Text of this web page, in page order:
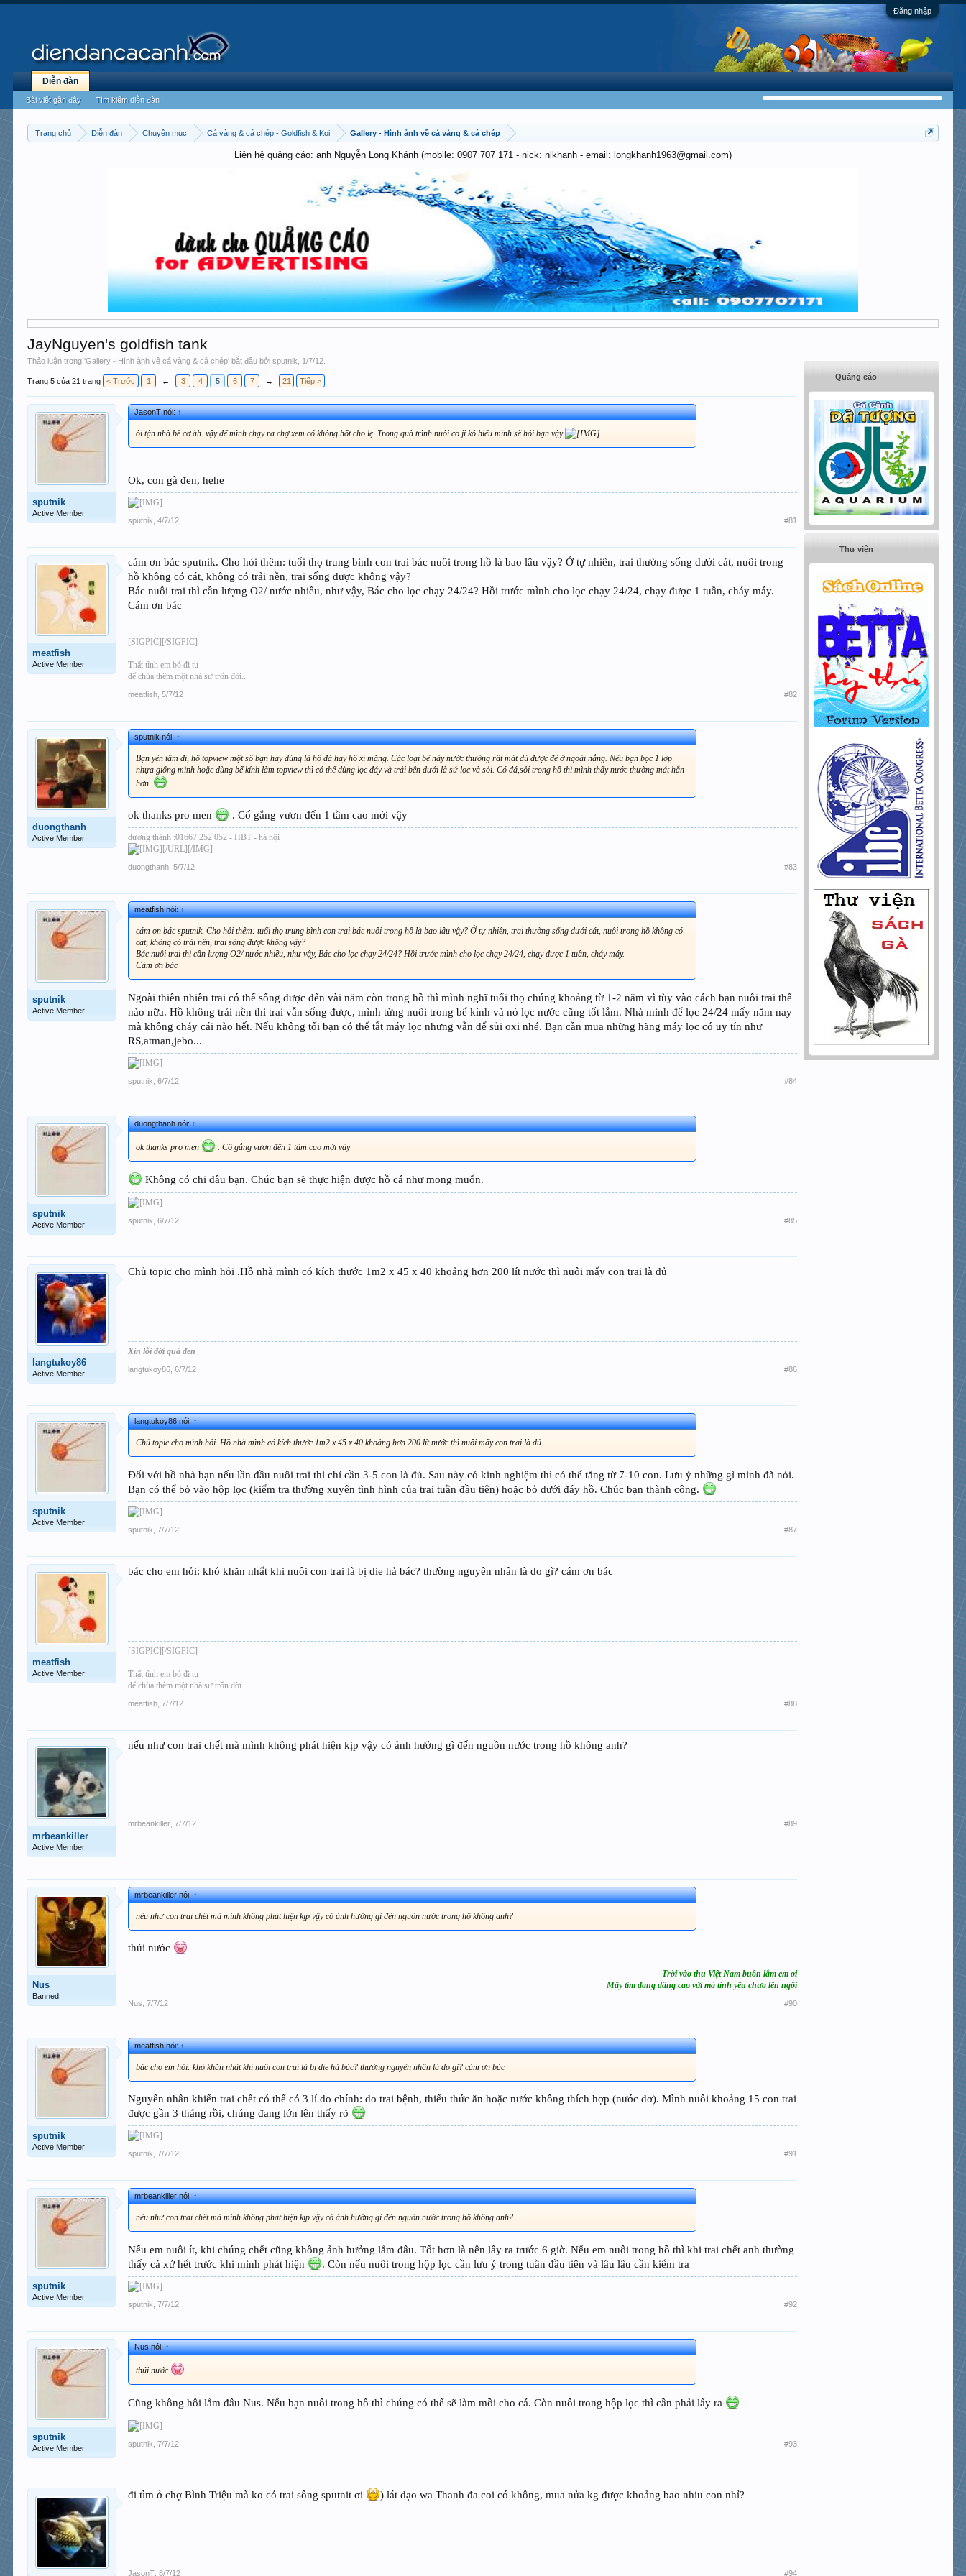
Đăng nhập
Trang chủ Diễn đàn Chuyên mục Cá vàng & cá chép - Goldfish & Koi Gallery - Hình ảnh về cá vàng & cá chép
Liên hệ quảng cáo: anh Nguyễn Long Khánh (mobile: 0907 707 171 - nick: nlkhanh - email: longkhanh1963@gmail.com)
JayNguyen's goldfish tank
Thảo luận trong 'Gallery - Hình ảnh về cá vàng & cá chép' bắt đầu bởisputnik 1/7/12
Trang 5 của 21 trang < Trước 1 ← 3 4 5 6 7 → 21 Tiếp >
sputnik
Active Member
JasonT nói:↑
ôi tận nhà bè cơ àh. vậy để mình chạy ra chợ xem có không hốt cho lẹ. Trong quà trình nuôi co ji kô hiểu mình sẽ hỏi bạn vậy
Ok, con gà đen, hehe
sputnik 4/7/12 #81
meatfish
Active Member
cám ơn bác sputnik. Cho hỏi thêm: tuổi thọ trung bình con trai bác nuôi trong hồ là bao lâu vậy? Ở tự nhiên, trai thường sống dưới cát, nuôi trong
hồ không có cát, không có trải nền, trai sống được không vậy?
Bác nuôi trai thì cần lượng O2/ nước nhiều, như vậy, Bác cho lọc chạy 24/24? Hồi trước mình cho lọc chạy 24/24, chạy được 1 tuần, cháy máy.
Cám ơn bác
[SIGPIC][/SIGPIC]
Thất tình em bỏ đi tu
để chùa thêm một nhà sư trốn đời...
meatfish 5/7/12 #82
duongthanh
Active Member
sputnik nói:↑
Bạn yên tâm đi, hồ topview một số bạn hay dùng là hồ đá hay hồ xi măng. Các loại bể này nước thường rất mát dù được để ở ngoài nắng. Nếu bạn bọc 1 lớp
nhựa giống mình hoặc dùng bể kính làm topview thì có thể dùng lọc đáy và trải bên dưới là sứ lọc và sỏi. Có đá,sỏi trong hồ thì mình thấy nước thường mát hẳn
hơn.
ok thanks pro men . Cố gắng vươn đến 1 tầm cao mới vậy
dương thành :01667 252 052 - HBT - hà nội
[/URL][/IMG]
duongthanh 5/7/12 #83
sputnik
Active Member
meatfish nói:↑
cám ơn bác sputnik. Cho hỏi thêm: tuổi thọ trung bình con trai bác nuôi trong hồ là bao lâu vậy? Ở tự nhiên, trai thường sống dưới cát, nuôi trong hồ không có
cát, không có trải nền, trai sống được không vậy?
Bác nuôi trai thì cần lượng O2/ nước nhiều, như vậy, Bác cho lọc chạy 24/24? Hồi trước mình cho lọc chạy 24/24, chạy được 1 tuần, cháy máy.
Cám ơn bác
Ngoài thiên nhiên trai có thể sống được đến vài năm còn trong hồ thì mình nghĩ tuổi thọ chúng khoảng từ 1-2 năm vì tùy vào cách bạn nuôi trai thế
nào nữa. Hồ không trải nền thì trai vẫn sống được, mình từng nuôi trong bể kính và nó lọc nước cũng tốt lắm. Nhà mình để lọc 24/24 mấy năm nay
mà không cháy cái nào hết. Nếu không tối bạn có thể tắt máy lọc nhưng vẫn để sủi oxi nhé. Bạn cần mua những hãng máy lọc có uy tín như
RS,atman,jebo...
sputnik 6/7/12 #84
sputnik
Active Member
duongthanh nói:↑
ok thanks pro men . Cố gắng vươn đến 1 tầm cao mới vậy
Không có chi đâu bạn. Chúc bạn sẽ thực hiện được hồ cá như mong muốn.
sputnik 6/7/12 #85
langtukoy86
Active Member
Chủ topic cho mình hỏi .Hồ nhà mình có kích thước 1m2 x 45 x 40 khoảng hơn 200 lít nước thì nuôi mấy con trai là đủ
Xin lỗi đời quá đen
langtukoy86 6/7/12 #86
sputnik
Active Member
langtukoy86 nói:↑
Chủ topic cho mình hỏi .Hồ nhà mình có kích thước 1m2 x 45 x 40 khoảng hơn 200 lít nước thì nuôi mấy con trai là đủ
Đối với hồ nhà bạn nếu lần đầu nuôi trai thì chỉ cần 3-5 con là đủ. Sau này có kinh nghiệm thì có thể tăng từ 7-10 con. Lưu ý những gì mình đã nói.
Bạn có thể bỏ vào hộp lọc (kiểm tra thường xuyên tình hình của trai tuần đầu tiên) hoặc bỏ dưới đáy hồ. Chúc bạn thành công.
sputnik 7/7/12 #87
meatfish
Active Member
bác cho em hỏi: khó khăn nhất khi nuôi con trai là bị die hả bác? thường nguyên nhân là do gì? cám ơn bác
[SIGPIC][/SIGPIC]
Thất tình em bỏ đi tu
để chùa thêm một nhà sư trốn đời...
meatfish 7/7/12 #88
mrbeankiller
Active Member
nếu như con trai chết mà mình không phát hiện kịp vậy có ảnh hưởng gì đến nguồn nước trong hồ không anh?
mrbeankiller 7/7/12 #89
Nus
Banned
mrbeankiller nói:↑
nếu như con trai chết mà mình không phát hiện kịp vậy có ảnh hưởng gì đến nguồn nước trong hồ không anh?
thúi nước
Trời vào thu Việt Nam buồn lắm em ơi
Mây tím đang dâng cao vời mà tình yêu chưa lên ngôi
Nus 7/7/12 #90
sputnik
Active Member
meatfish nói:↑
bác cho em hỏi: khó khăn nhất khi nuôi con trai là bị die hả bác? thường nguyên nhân là do gì? cám ơn bác
Nguyên nhân khiến trai chết có thể có 3 lí do chính: do trai bệnh, thiếu thức ăn hoặc nước không thích hợp (nước dơ). Mình nuôi khoảng 15 con trai
được gần 3 tháng rồi, chúng đang lớn lên thấy rõ
sputnik 7/7/12 #91
sputnik
Active Member
mrbeankiller nói:↑
nếu như con trai chết mà mình không phát hiện kịp vậy có ảnh hưởng gì đến nguồn nước trong hồ không anh?
Nếu em nuôi ít, khi chúng chết cũng không ảnh hưởng lắm đâu. Tốt hơn là nên lấy ra trước 6 giờ. Nếu em nuôi trong hồ thì khi trai chết anh thường
thấy cá xử hết trước khi mình phát hiện
. Còn nếu nuôi trong hộp lọc cần lưu ý trong tuần đầu tiên và lâu lâu cần kiểm tra
sputnik 7/7/12 #92
sputnik
Active Member
Nus nói:↑
thúi nước
Cũng không hôi lắm đâu Nus. Nếu bạn nuôi trong hồ thì chúng có thể sẽ làm mồi cho cá. Còn nuôi trong hộp lọc thì cần phải lấy ra
sputnik 7/7/12 #93
đi tìm ở chợ Bình Triệu mà ko có trai sông sputnit ơi ) lát dạo wa Thanh đa coi có không, mua nửa kg được khoảng bao nhiu con nhỉ?
JasonT 8/7/12 #94
Quảng cáo
Thư viện
Diễn đàn
Bài viết gần đây Tìm kiếm diễn đàn